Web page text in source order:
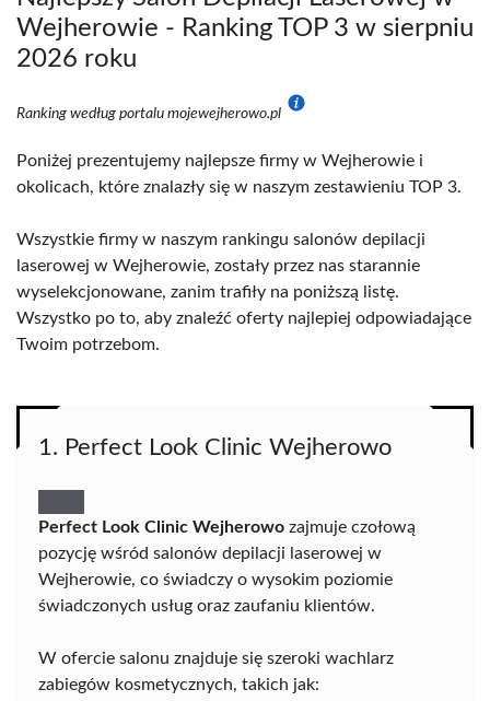
Wejherowie - Ranking TOP 3 w sierpniu
2026 roku
Ranking według portalu mojewejherowo.pl
Poniżej prezentujemy najlepsze firmy w Wejherowie i
okolicach, które znalazły się w naszym zestawieniu TOP 3.
Wszystkie firmy w naszym rankingu salonów depilacji
laserowej w Wejherowie, zostały przez nas starannie
wyselekcjonowane, zanim trafiły na poniższą listę.
Wszystko po to, aby znaleźć oferty najlepiej odpowiadające
Twoim potrzebom.
1. Perfect Look Clinic Wejherowo
Perfect Look Clinic Wejherowo zajmuje czołową
pozycję wśród salonów depilacji laserowej w
Wejherowie, co świadczy o wysokim poziomie
świadczonych usług oraz zaufaniu klientów.
W ofercie salonu znajduje się szeroki wachlarz
zabiegów kosmetycznych, takich jak: